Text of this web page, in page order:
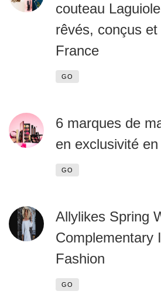
couteau
rêvés, conçus
France
GO
6 marques de
en exclusivité
GO
Allylikes Spring
Complementary
Fashion
GO